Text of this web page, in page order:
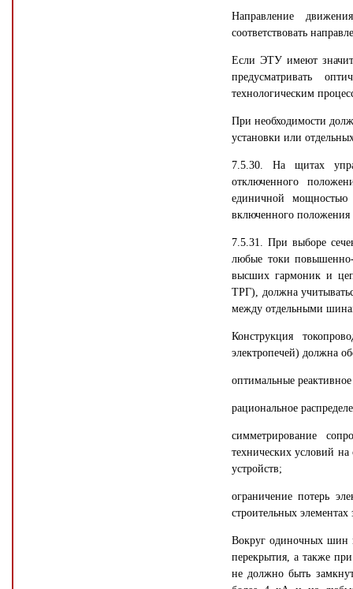
Направление
соответствовать
Если ЭТУ имеют
предусматривать
технологическим
При необходимости
установки или
7.5.30. На щитах
отключенного
единичной мощностью
включенного
7.5.31. При выборе
любые токи
высших гармоник и
ТРГ), должна
между отдельными
Конструкция
электропечей) должна
оптимальные
рациональное
симметрирование
технических условий
устройств;
ограничение потерь
строительных
Вокруг одиночных шин
перекрытия, а также
не должно быть